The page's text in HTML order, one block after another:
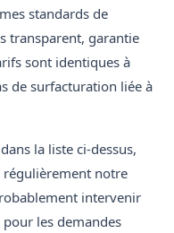
standards de
transparent, garantie
sont identiques à
de surfacturation liée à
la liste ci-dessus,
notre
intervenir
les demandes